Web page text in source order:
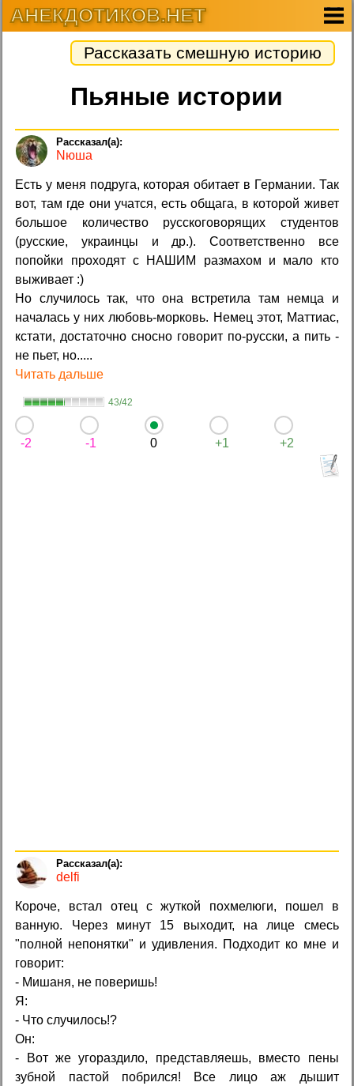
АНЕКДОТИКОВ.НЕТ
Рассказать смешную историю
Пьяные истории
Nюша
Есть у меня подруга, которая обитает в Германии. Так
вот, там где они учатся, есть общага, в которой живет
большое количество русскоговорящих студентов
(русские, украинцы и др.). Соответственно все
попойки проходят с НАШИМ размахом и мало кто
выживает :)
Но случилось так, что она встретила там немца и
началась у них любовь-морковь. Немец этот, Маттиас,
кстати, достаточно сносно говорит по-русски, а пить -
не пьет, но.....
Читать дальше
43/42
-2 -1 0 +1 +2
delfi
Короче, встал отец с жуткой похмелюги, пошел в
ванную. Через минут 15 выходит, на лице смесь
"полной непонятки" и удивления. Подходит ко мне и
говорит:
- Мишаня, не поверишь!
Я:
- Что случилось!?
Он:
- Вот же угораздило, представляешь, вместо пены
зубной пастой побрился! Все лицо аж дышит